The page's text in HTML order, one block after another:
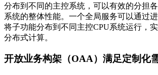
分布到不同的主控系统，可以有效的分担
系统的整体性能。一个全局服务可以通过
将子功能分布到不同主控CPU系统运行，
分布式计算。
开放业务构架（OAA）满足定制化